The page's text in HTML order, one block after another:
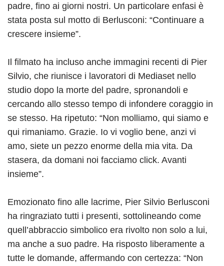
padre, fino ai giorni nostri. Un particolare enfasi è
stata posta sul motto di Berlusconi: “Continuare a
crescere insieme”.
Il filmato ha incluso anche immagini recenti di Pier
Silvio, che riunisce i lavoratori di Mediaset nello
studio dopo la morte del padre, spronandoli e
cercando allo stesso tempo di infondere coraggio in
se stesso. Ha ripetuto: “Non molliamo, qui siamo e
qui rimaniamo. Grazie. Io vi voglio bene, anzi vi
amo, siete un pezzo enorme della mia vita. Da
stasera, da domani noi facciamo click. Avanti
insieme”.
Emozionato fino alle lacrime, Pier Silvio Berlusconi
ha ringraziato tutti i presenti, sottolineando come
quell’abbraccio simbolico era rivolto non solo a lui,
ma anche a suo padre. Ha risposto liberamente a
tutte le domande, affermando con certezza: “Non